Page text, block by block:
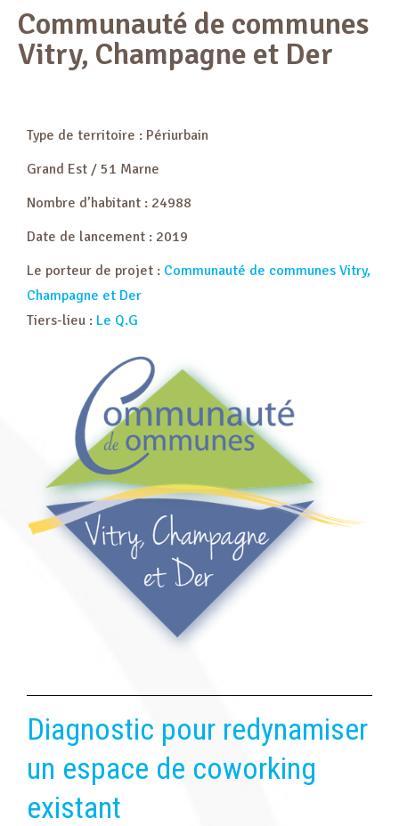
Communauté de communes
Vitry, Champagne et Der
Type de territoire : Périurbain
Grand Est / 51 Marne
Nombre d’habitant : 24988
Date de lancement : 2019
Le porteur de projet : Communauté de communes Vitry,
Champagne et Der
Tiers-lieu : Le Q.G
Diagnostic pour redynamiser
un espace de coworking
existant